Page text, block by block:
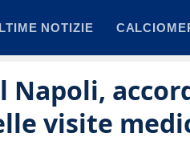
NOTIZIE
Napoli,
visite